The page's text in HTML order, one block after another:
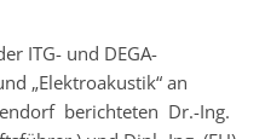
ITG- und DEGA-
„Elektroakustik“ an
berichteten Dr.-Ing.